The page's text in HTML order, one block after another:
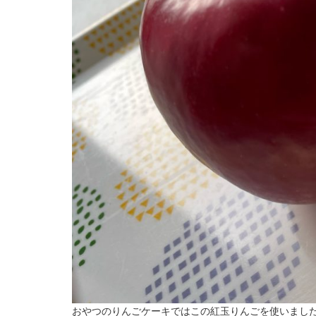
おやつのりんごケーキではこの紅玉りんごを使いまし